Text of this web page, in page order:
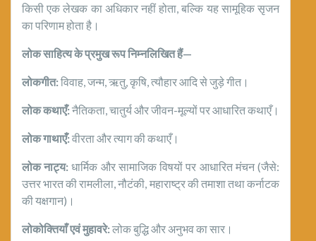
किसी एक लेखक का अधिकार नहीं होता, बल्कि यह सामूहिक सृजन
का परिणाम होता है।
लोक साहित्य के प्रमुख रूप निम्नलिखित हैं—
लोकगीत:विवाह, जन्म, ऋतु, कृषि, त्यौहार आदि से जुड़े गीत।
लोक कथाएँ:नैतिकता, चातुर्य और जीवन-मूल्यों पर आधारित कथाएँ।
लोक गाथाएँ:वीरता और त्याग की कथाएँ।
लोक नाट्य: धार्मिक और सामाजिक विषयों पर आधारित मंचन (जैसे:
उत्तर भारत की रामलीला, नौटंकी, महाराष्ट्र की तमाशा तथा कर्नाटक
की यक्षगान)।
लोकोक्तियाँ एवं मुहावरे:लोक बुद्धि और अनुभव का सार।